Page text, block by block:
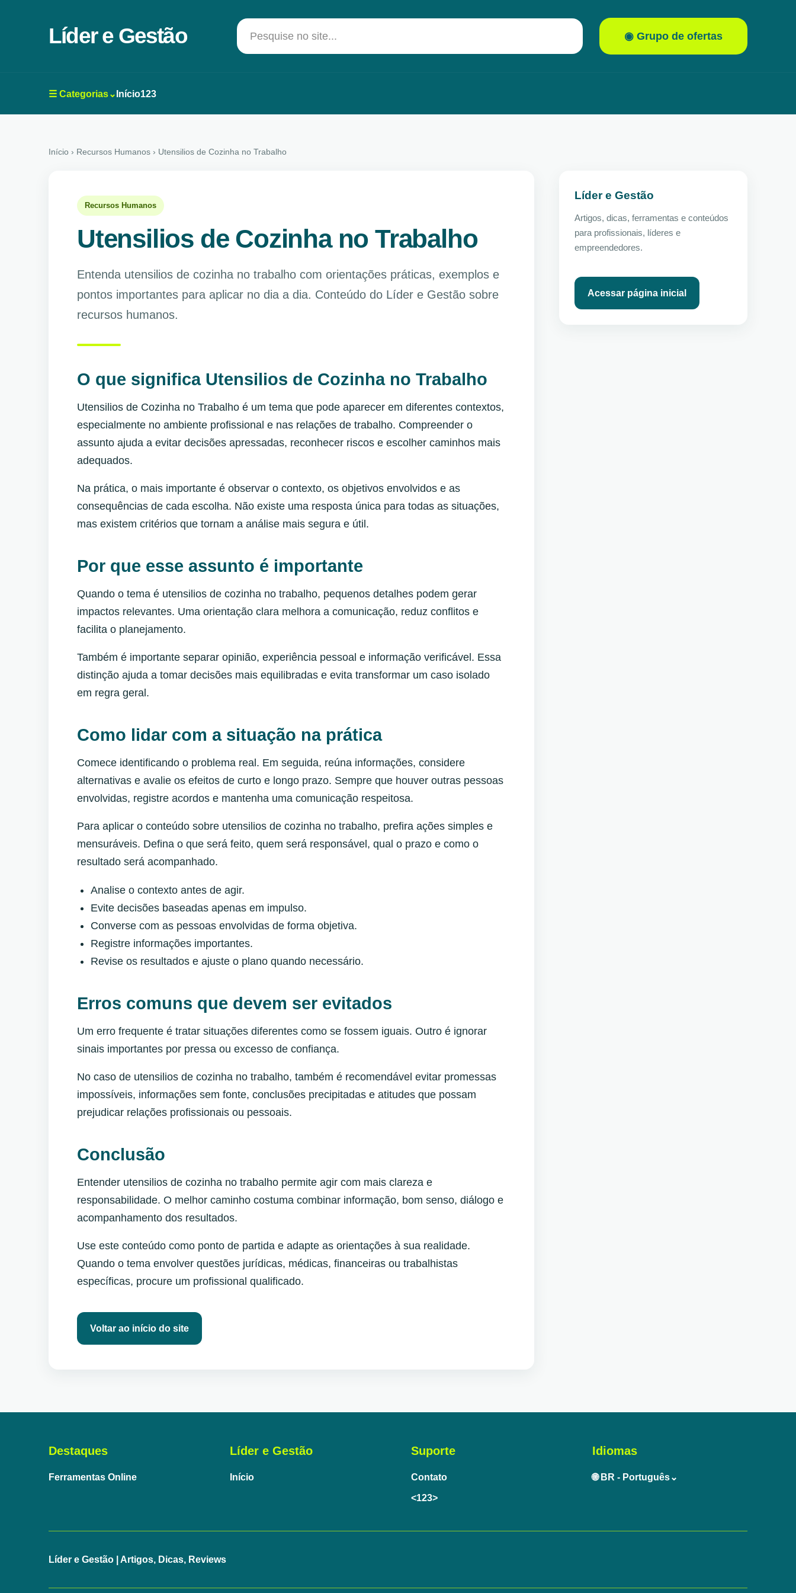
Líder e Gestão Pesquise no site... ◉ Grupo de ofertas
☰ Categorias⌄ Início123
Início › Recursos Humanos › Utensilios de Cozinha no Trabalho
Recursos Humanos
Utensilios de Cozinha no Trabalho
Entenda utensilios de cozinha no trabalho com orientações práticas, exemplos e
pontos importantes para aplicar no dia a dia. Conteúdo do Líder e Gestão sobre
recursos humanos.
O que significa Utensilios de Cozinha no Trabalho
Utensilios de Cozinha no Trabalho é um tema que pode aparecer em diferentes contextos,
especialmente no ambiente profissional e nas relações de trabalho. Compreender o
assunto ajuda a evitar decisões apressadas, reconhecer riscos e escolher caminhos mais
adequados.
Na prática, o mais importante é observar o contexto, os objetivos envolvidos e as
consequências de cada escolha. Não existe uma resposta única para todas as situações,
mas existem critérios que tornam a análise mais segura e útil.
Por que esse assunto é importante
Quando o tema é utensilios de cozinha no trabalho, pequenos detalhes podem gerar
impactos relevantes. Uma orientação clara melhora a comunicação, reduz conflitos e
facilita o planejamento.
Também é importante separar opinião, experiência pessoal e informação verificável. Essa
distinção ajuda a tomar decisões mais equilibradas e evita transformar um caso isolado
em regra geral.
Como lidar com a situação na prática
Comece identificando o problema real. Em seguida, reúna informações, considere
alternativas e avalie os efeitos de curto e longo prazo. Sempre que houver outras pessoas
envolvidas, registre acordos e mantenha uma comunicação respeitosa.
Para aplicar o conteúdo sobre utensilios de cozinha no trabalho, prefira ações simples e
mensuráveis. Defina o que será feito, quem será responsável, qual o prazo e como o
resultado será acompanhado.
Analise o contexto antes de agir.
Evite decisões baseadas apenas em impulso.
Converse com as pessoas envolvidas de forma objetiva.
Registre informações importantes.
Revise os resultados e ajuste o plano quando necessário.
Erros comuns que devem ser evitados
Um erro frequente é tratar situações diferentes como se fossem iguais. Outro é ignorar
sinais importantes por pressa ou excesso de confiança.
No caso de utensilios de cozinha no trabalho, também é recomendável evitar promessas
impossíveis, informações sem fonte, conclusões precipitadas e atitudes que possam
prejudicar relações profissionais ou pessoais.
Conclusão
Entender utensilios de cozinha no trabalho permite agir com mais clareza e
responsabilidade. O melhor caminho costuma combinar informação, bom senso, diálogo e
acompanhamento dos resultados.
Use este conteúdo como ponto de partida e adapte as orientações à sua realidade.
Quando o tema envolver questões jurídicas, médicas, financeiras ou trabalhistas
específicas, procure um profissional qualificado.
Voltar ao início do site
Líder e Gestão
Artigos, dicas, ferramentas e conteúdos
para profissionais, líderes e
empreendedores.
Acessar página inicial
Destaques
Ferramentas Online
Líder e Gestão
Início
Suporte
Contato
<123>
Idiomas
🌐 BR - Português⌄
Líder e Gestão | Artigos, Dicas, Reviews